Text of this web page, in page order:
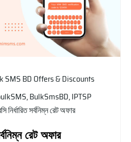
SMS BD Offers & Discounts
,BulkSmsBD,IPTSP
নির্ধারিত সর্বনিম্ন রেট অফার
রেট অফার